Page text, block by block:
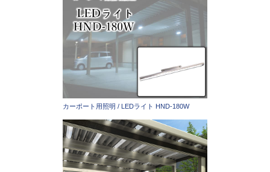
カーポート用照明 / LEDライト HND-180W